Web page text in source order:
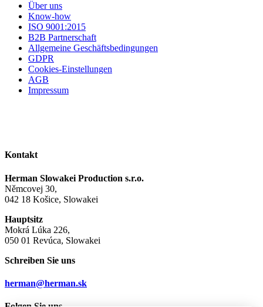
Über uns
Know-how
ISO 9001:2015
B2B Partnerschaft
Allgemeine Geschäftsbedingungen
GDPR
Cookies-Einstellungen
AGB
Impressum
Kontakt
Herman Slowakei Production s.r.o.
Němcovej 30,
042 18 Košice, Slowakei
Hauptsitz
Mokrá Lúka 226,
050 01 Revúca, Slowakei
Schreiben Sie uns
herman@herman.sk